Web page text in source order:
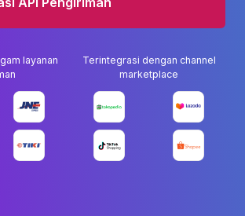
layanan
Terintegrasi dengan channel
marketplace